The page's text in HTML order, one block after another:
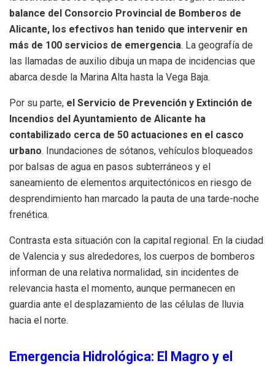
balance del Consorcio Provincial de Bomberos de
Alicante, los efectivos han tenido que intervenir en
más de 100 servicios de emergencia. La geografía de
las llamadas de auxilio dibuja un mapa de incidencias que
abarca desde la Marina Alta hasta la Vega Baja.
Por su parte, el Servicio de Prevención y Extinción de
Incendios del Ayuntamiento de Alicante ha
contabilizado cerca de 50 actuaciones en el casco
urbano. Inundaciones de sótanos, vehículos bloqueados
por balsas de agua en pasos subterráneos y el
saneamiento de elementos arquitectónicos en riesgo de
desprendimiento han marcado la pauta de una tarde-noche
frenética.
Contrasta esta situación con la capital regional. En la ciudad
de Valencia y sus alrededores, los cuerpos de bomberos
informan de una relativa normalidad, sin incidentes de
relevancia hasta el momento, aunque permanecen en
guardia ante el desplazamiento de las células de lluvia
hacia el norte.
Emergencia Hidrológica: El Magro y el